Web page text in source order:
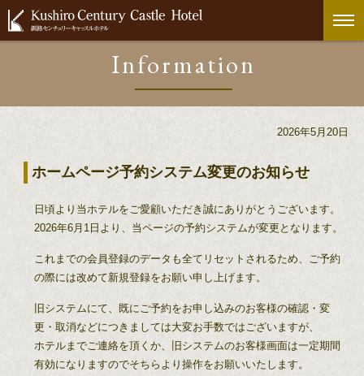
Information
2026年5月20日
ホームページ予約システム変更のお知らせ
日頃より当ホテルをご愛顧いただき誠にありがとうございます。
2026年6月1日より、当ページの予約システムが変更となります。
これまでの会員登録のデータも全てリセットされるため、ご予約
の際には改めて新規登録をお願い申し上げます。
旧システムにて、既にご予約をお申し込みのお客様の確認・変
更・取消などにつきましては大変お手数ではございますが、
ホテルまでご連絡を頂くか、旧システムのお客様画面は一定期間
有効になりますのでそちらより操作をお願いいたします。